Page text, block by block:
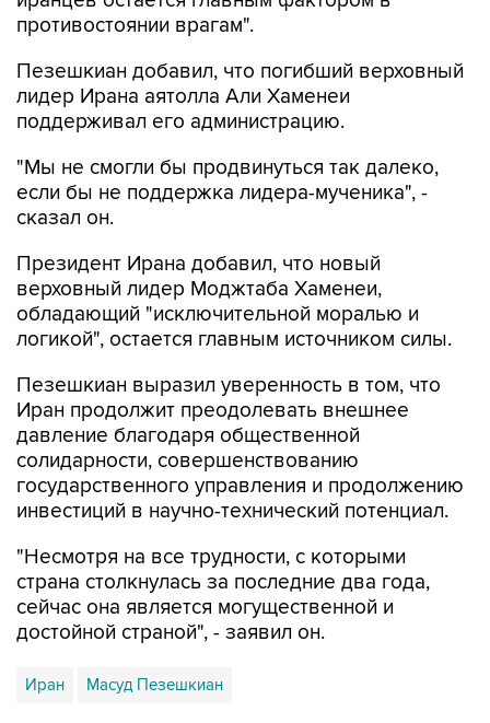
противостоянии врагам".
Пезешкиан добавил, что погибший верховный
лидер Ирана аятолла Али Хаменеи
поддерживал его администрацию.
"Мы не смогли бы продвинуться так далеко,
если бы не поддержка лидера-мученика", -
сказал он.
Президент Ирана добавил, что новый
верховный лидер Моджтаба Хаменеи,
обладающий "исключительной моралью и
логикой", остается главным источником силы.
Пезешкиан выразил уверенность в том, что
Иран продолжит преодолевать внешнее
давление благодаря общественной
солидарности, совершенствованию
государственного управления и продолжению
инвестиций в научно-технический потенциал.
"Несмотря на все трудности, с которыми
страна столкнулась за последние два года,
сейчас она является могущественной и
достойной страной", - заявил он.
Иран Масуд Пезешкиан